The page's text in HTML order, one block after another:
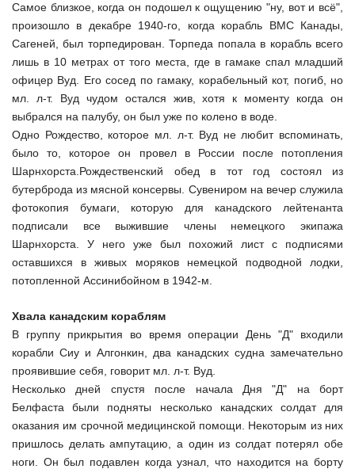
Самое близкое, когда он подошел к ощущению "ну, вот и всё",
произошло в декабре 1940-го, когда корабль ВМС Канады,
Сагеней, был торпедирован. Торпеда попала в корабль всего
лишь в 10 метрах от того места, где в гамаке спал младший
офицер Вуд. Его сосед по гамаку, корабельный кот, погиб, но
мл. л-т. Вуд чудом остался жив, хотя к моменту когда он
выбрался на палубу, он был уже по колено в воде.
Одно Рождество, которое мл. л-т. Вуд не любит вспоминать,
было то, которое он провел в России после потопления
Шарнхорста.Рождественский обед в тот год состоял из
бутерброда из мясной консервы. Сувениром на вечер служила
фотокопия бумаги, которую для канадского лейтенанта
подписали все выжившие члены немецкого экипажа
Шарнхорста. У него уже был похожий лист с подписями
оставшихся в живых моряков немецкой подводной лодки,
потопленной Ассинибойном в 1942-м.
Хвала канадским кораблям
В группу прикрытия во время операции День "Д" входили
корабли Сиу и Алгонкин, два канадских судна замечательно
проявившие себя, говорит мл. л-т. Вуд.
Несколько дней спустя после начала Дня "Д" на борт
Белфаста были подняты несколько канадских солдат для
оказания им срочной медицинской помощи. Некоторым из них
пришлось делать ампутацию, а один из солдат потерял обе
ноги. Он был подавлен когда узнал, что находится на борту